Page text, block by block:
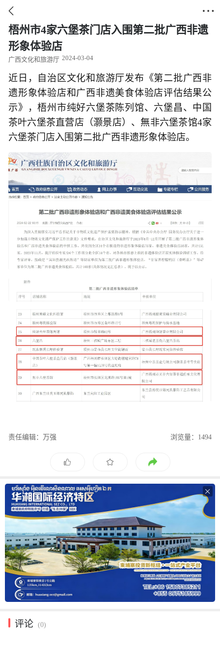
 
梧州市4家六堡茶门店入围第二批广西非遗
形象体验店
广西文化和旅游厅 2024-03-04
近日，自治区文化和旅游厅发布《第二批广西非
遗形象体验店和广西非遗美食体验店评估结果公
示》，梧州市纯好六堡茶陈列馆、六堡昌、中国
茶叶六堡茶直营店（灏景店）、無非六堡茶馆4家
六堡茶门店入围第二批广西非遗形象体验店。
责任编辑：万强 浏览量：1494

评论 (0)